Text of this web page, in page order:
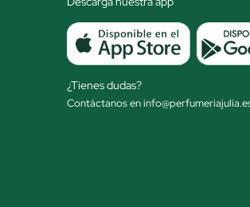
¿Tienes dudas?
Contáctanos en